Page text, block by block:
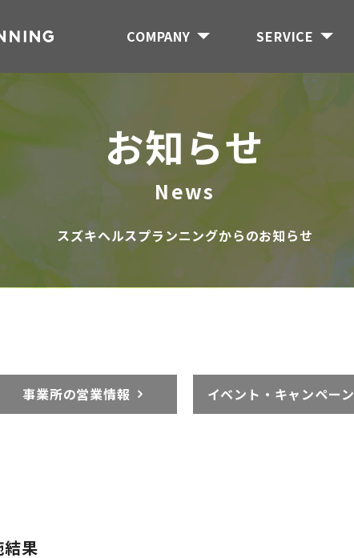
COMPANY SERVICE
お知らせ
News
スズキヘルスプランニングからのお知らせ
事業所の営業情報 イベント・キャンペーン
果